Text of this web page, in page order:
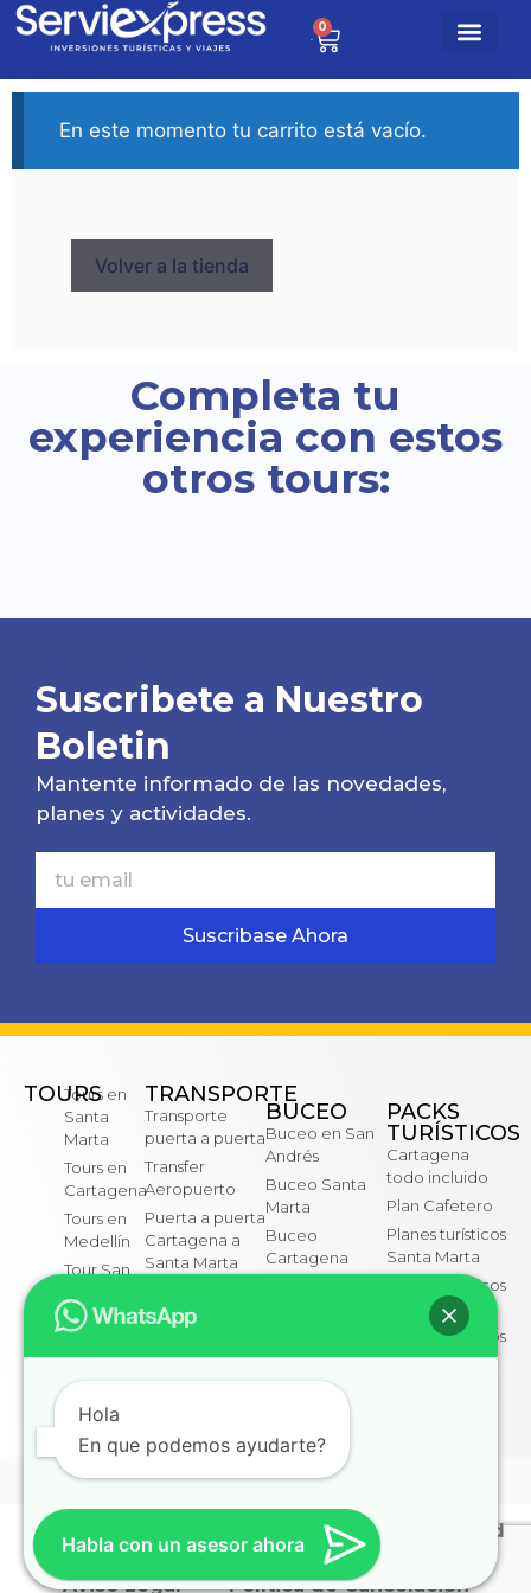
0
En este momento tu carrito está vacío.
Volver a la tienda
Completa tu
experiencia con estos
otros tours:
Suscribete a Nuestro
Boletin
Mantente informado de las novedades,
planes y actividades.
Suscribase Ahora
TOURS
Tours en
Santa
Marta
Tours en
Cartagena
Tours en
Medellín
Tour San
Eje
TRANSPORTE
Transporte
puerta a puerta
Transfer
Aeropuerto
Puerta a puerta
Cartagena a
Santa Marta
Cartagena a
Barranquilla a
BUCEO
Buceo en San
Andrés
Buceo Santa
Marta
Buceo
Cartagena
Advanced PADI
PACKS
TURÍSTICOS
Cartagena
todo incluido
Plan Cafetero
Planes turísticos
Santa Marta
Planes turísticos
Bogotá
Planes turísticos
Medellín
NUESTRAS REDES SOCIALES
Politica de Cookies
Politicas de Privacidad
Aviso Legal Política de Cancelación
Hola
En que podemos ayudarte?
Habla con un asesor ahora